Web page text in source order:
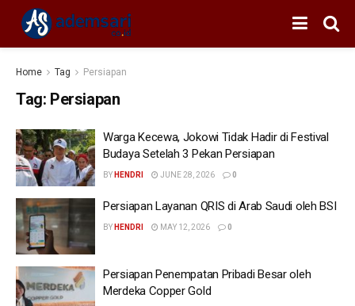
Home Tag Persiapan
Tag: Persiapan
Warga Kecewa, Jokowi Tidak Hadir di Festival
Budaya Setelah 3 Pekan Persiapan
BY HENDRI JUNE 28, 2026 0
Persiapan Layanan QRIS di Arab Saudi oleh BSI
BY HENDRI MAY 12, 2026 0
Persiapan Penempatan Pribadi Besar oleh
Merdeka Copper Gold